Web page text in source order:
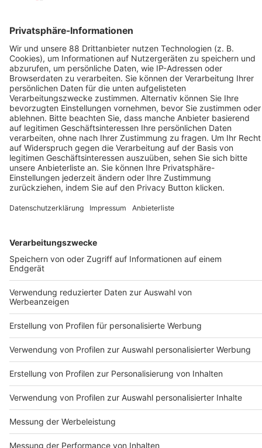
KONTAKT UND IMPRESSUM
AGB
DATENSCHUTZ
MEDIADATEN BRIEFING (PDF)
MEDIADATEN NEWS-WEBSITE (PDF)
ALLE COMPUTERWORLD BRIEFINGS
STELLENMARKT
Computerworld Newsletter